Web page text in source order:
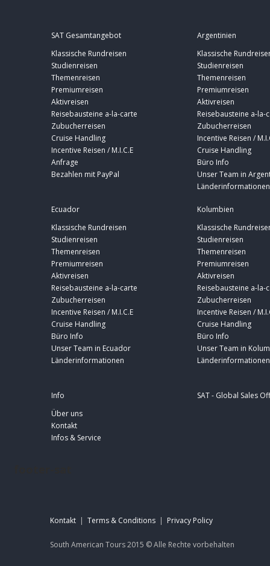
SAT Gesamtangebot
Klassische Rundreisen
Studienreisen
Themenreisen
Premiumreisen
Aktivreisen
Reisebausteine a-la-carte
Zubucherreisen
Cruise Handling
Incentive Reisen / M.I.C.E
Anfrage
Bezahlen mit PayPal
Argentinien
Klassische
Studienreisen
Themenreisen
Premiumreisen
Aktivreisen
Reisebausteine a-la-
Zubucherreisen
Incentive Reisen /
Cruise Handling
Büro Info
Unser Team in
Länderinformationen
Ecuador
Klassische Rundreisen
Studienreisen
Themenreisen
Premiumreisen
Aktivreisen
Reisebausteine a-la-carte
Zubucherreisen
Incentive Reisen / M.I.C.E
Cruise Handling
Büro Info
Unser Team in Ecuador
Länderinformationen
Kolumbien
Klassische
Studienreisen
Themenreisen
Premiumreisen
Aktivreisen
Reisebausteine a-la-
Zubucherreisen
Incentive Reisen /
Cruise Handling
Büro Info
Unser Team in
Länderinformationen
Info
Über uns
Kontakt
Infos & Service
SAT - Global Sales
Kontakt | Terms & Conditions | Privacy Policy
South American Tours 2015 ©Alle Rechte vorbehalten